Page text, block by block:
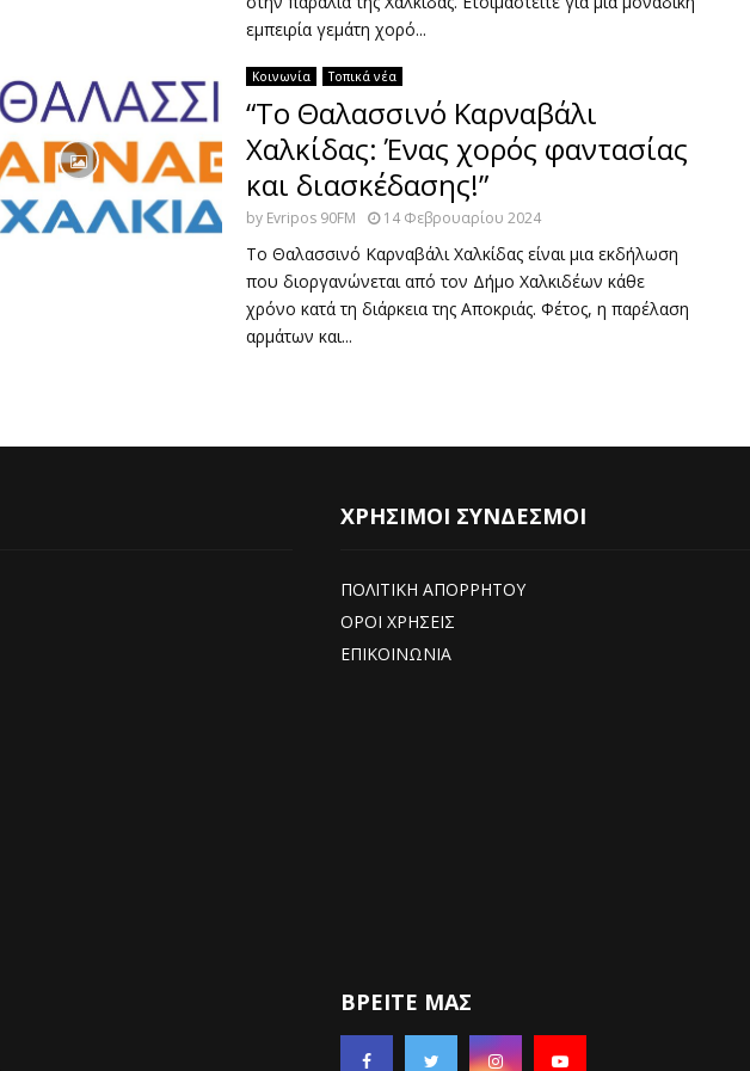
εμπειρία γεμάτη χορό...
Κοινωνία Τοπικά νέα
“Το Θαλασσινό Καρναβάλι
Χαλκίδας: Ένας χορός φαντασίας
και διασκέδασης!”
by Evripos 90FM 14 Φεβρουαρίου 2024
Το Θαλασσινό Καρναβάλι Χαλκίδας είναι μια εκδήλωση
που διοργανώνεται από τον Δήμο Χαλκιδέων κάθε
χρόνο κατά τη διάρκεια της Αποκριάς. Φέτος, η παρέλαση
αρμάτων και...
ΧΡΗΣΙΜΟΙ ΣΥΝΔΕΣΜΟΙ
ΠΟΛΙΤΙΚΗ ΑΠΟΡΡΗΤΟΥ
ΟΡΟΙ ΧΡΗΣΕΙΣ
ΕΠΙΚΟΙΝΩΝΙΑ
ΒΡΕΊΤΕ ΜΑΣ